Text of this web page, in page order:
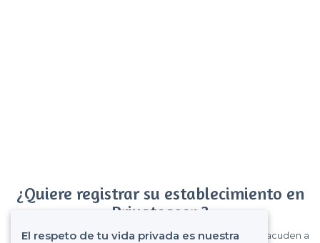
¿Quiere registrar su establecimiento en
Privateaser ?
Gane muchos clientes entre el millón de visitantes que acuden a
El respeto de tu vida privada es nuestra